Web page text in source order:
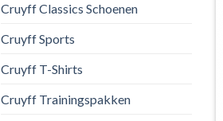
Cruyff Classics Schoenen
Cruyff Sports
Cruyff T-Shirts
Cruyff Trainingspakken